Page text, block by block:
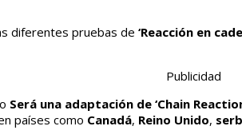
diferentes pruebas de ‘Reacción en
Publicidad
Será una adaptación de ‘Chain
países como Canadá, Reino Unido,